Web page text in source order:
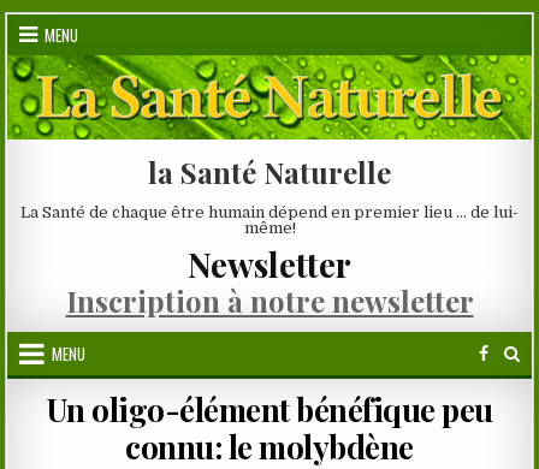
Skip
content
MENU
la Santé Naturelle
La Santé de chaque être humain dépend en premier lieu … de lui-
même!
Newsletter
Inscription à notre newsletter
MENU
Un oligo-élément bénéfique peu
connu: le molybdène